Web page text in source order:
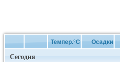
Темпер.°C Осадки
Сегодня